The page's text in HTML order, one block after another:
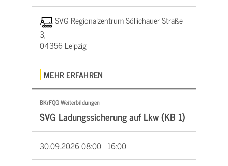
SVG Regionalzentrum Söllichauer Straße
3,
04356 Leipzig
MEHR ERFAHREN
BKrFQG Weiterbildungen
SVG Ladungssicherung auf Lkw (KB 1)
30.09.202608:00 - 16:00